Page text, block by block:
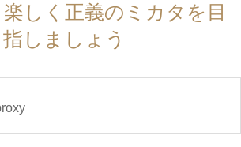


しく正義のミカタを目
指しましょう